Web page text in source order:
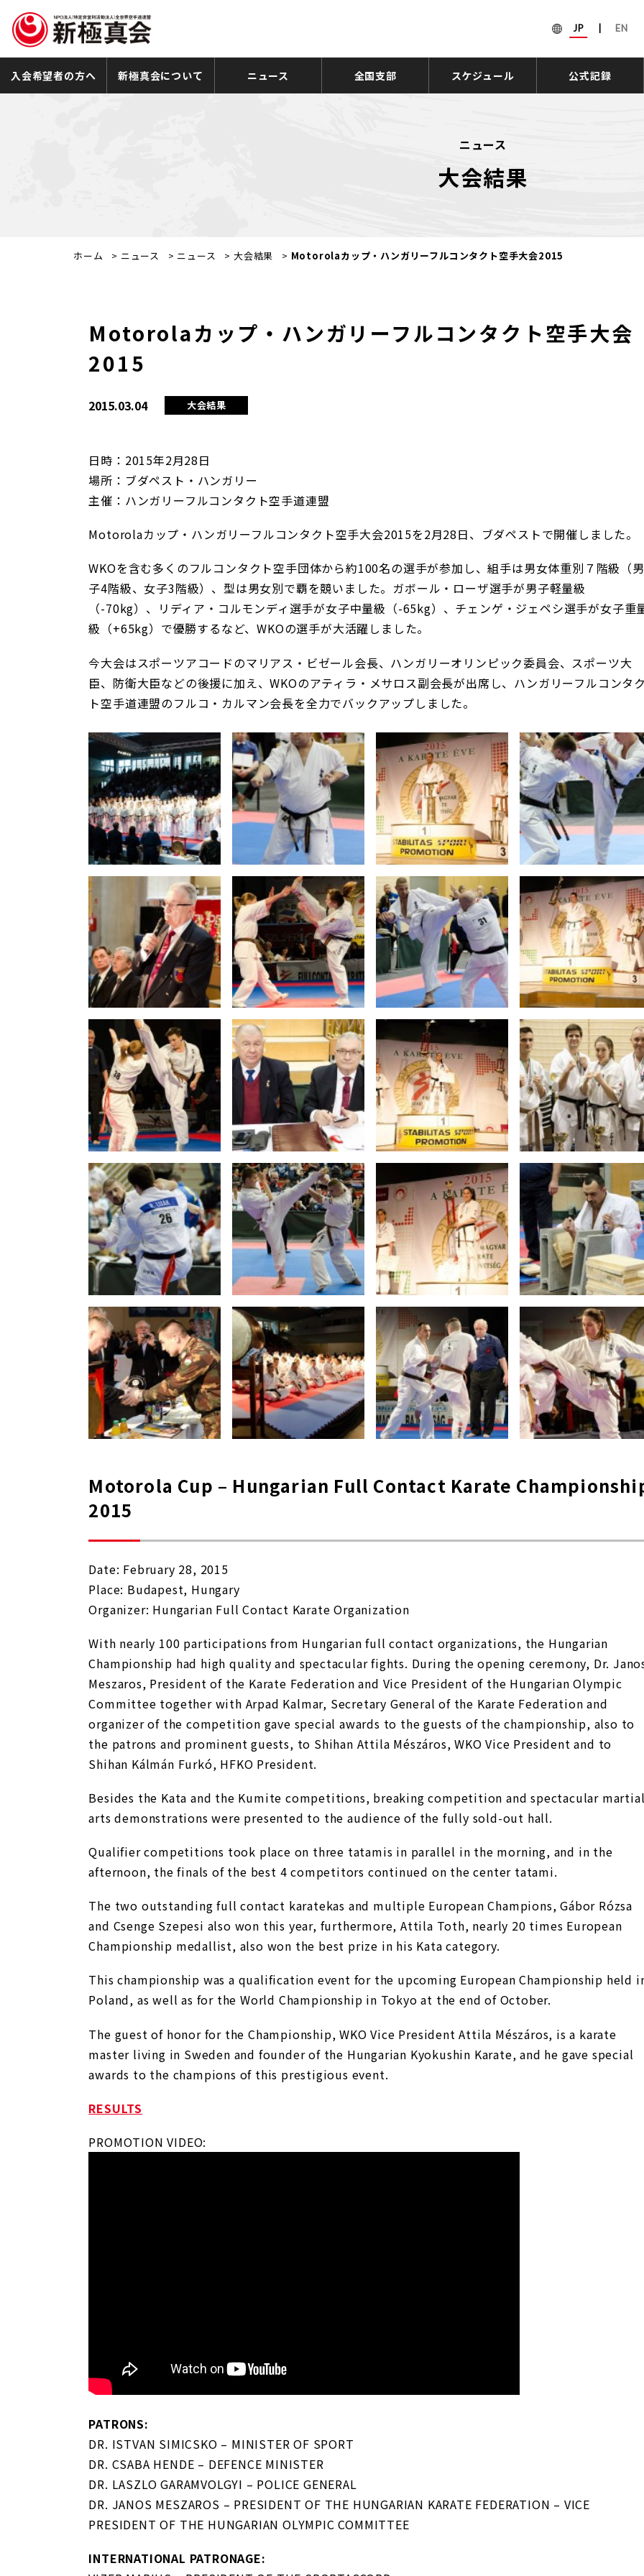
JP EN
入会希望者の方へ 新極真会について ニュース 全国支部 スケジュール 公式記録
ニュース
大会結果
ホーム > ニュース > ニュース >大会結果 > Motorolaカップ・ハンガリーフルコンタクト空手大会2015
Motorolaカップ・ハンガリーフルコンタクト空手大会
2015
2015.03.04 大会結果
日時：2015年2月28日
場所：ブダペスト・ハンガリー
主催：ハンガリーフルコンタクト空手道連盟
Motorolaカップ・ハンガリーフルコンタクト空手大会2015を2月28日、ブダペストで開催しました。
WKOを含む多くのフルコンタクト空手団体から約100名の選手が参加し、組手は男女体重別７階級（男
子4階級、女子3階級）、型は男女別で覇を競いました。ガボール・ローザ選手が男子軽量級
（-70kg）、リディア・コルモンディ選手が女子中量級（-65kg）、チェンゲ・ジェペシ選手が女子重
級（+65kg）で優勝するなど、WKOの選手が大活躍しました。
今大会はスポーツアコードのマリアス・ビゼール会長、ハンガリーオリンピック委員会、スポーツ大
臣、防衛大臣などの後援に加え、WKOのアティラ・メサロス副会長が出席し、ハンガリーフルコンタ
ト空手道連盟のフルコ・カルマン会長を全力でバックアップしました。
Motorola Cup – Hungarian Full Contact Karate
2015
Date: February 28, 2015
Place: Budapest, Hungary
Organizer: Hungarian Full Contact Karate Organization
With nearly 100 participations from Hungarian full contact organizations, the Hungarian
Championship had high quality and spectacular fights. During the opening ceremony, Dr.
Meszaros, President of the Karate Federation and Vice President of the Hungarian Olympic
Committee together with Arpad Kalmar, Secretary General of the Karate Federation and
organizer of the competition gave special awards to the guests of the championship, also to
the patrons and prominent guests, to Shihan Attila Mészáros, WKO Vice President and to
Shihan Kálmán Furkó, HFKO President.
Besides the Kata and the Kumite competitions, breaking competition and spectacular
arts demonstrations were presented to the audience of the fully sold-out hall.
Qualifier competitions took place on three tatamis in parallel in the morning, and in the
afternoon, the finals of the best 4 competitors continued on the center tatami.
The two outstanding full contact karatekas and multiple European Champions, Gábor Rózsa
and Csenge Szepesi also won this year, furthermore, Attila Toth, nearly 20 times European
Championship medallist, also won the best prize in his Kata category.
This championship was a qualification event for the upcoming European Championship held
Poland, as well as for the World Championship in Tokyo at the end of October.
The guest of honor for the Championship, WKO Vice President Attila Mészáros, is a karate
master living in Sweden and founder of the Hungarian Kyokushin Karate, and he gave special
awards to the champions of this prestigious event.
RESULTS
PROMOTION VIDEO:
PATRONS:
DR. ISTVAN SIMICSKO – MINISTER OF SPORT
DR. CSABA HENDE – DEFENCE MINISTER
DR. LASZLO GARAMVOLGYI – POLICE GENERAL
DR. JANOS MESZAROS – PRESIDENT OF THE HUNGARIAN KARATE FEDERATION – VICE
PRESIDENT OF THE HUNGARIAN OLYMPIC COMMITTEE
INTERNATIONAL PATRONAGE: